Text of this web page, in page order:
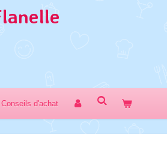
anelle
Conseils d'achat